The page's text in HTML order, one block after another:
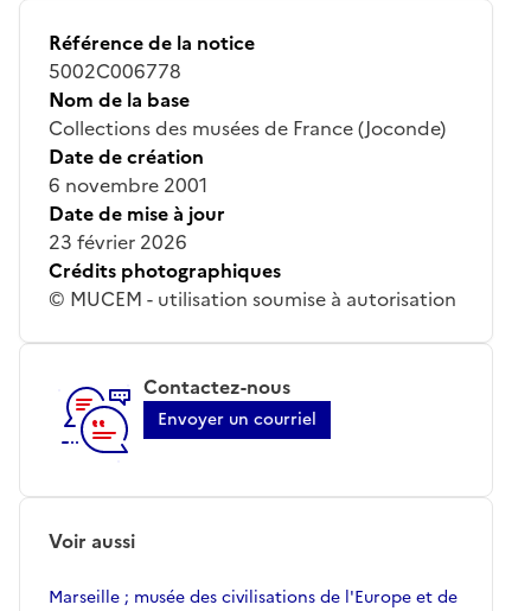
Référence de la notice
5002C006778
Nom de la base
Collections des musées de France (Joconde)
Date de création
6 novembre 2001
Date de mise à jour
23 février 2026
Crédits photographiques
© MUCEM - utilisation soumise à autorisation
Contactez-nous
Envoyer un courriel
Voir aussi
Marseille ; musée des civilisations de l'Europe et de